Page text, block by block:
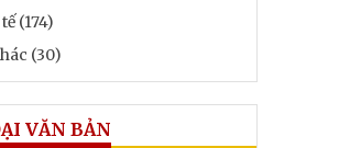
(174)
(30)
VĂN BẢN